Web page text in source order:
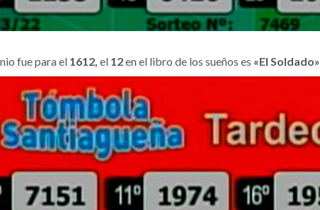
fue para el 1612, el 12en el libro de los sueños es «El Soldado»